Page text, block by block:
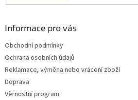
Informace pro vás
Obchodní podmínky
Ochrana osobních údajů
Reklamace, výměna nebo vrácení zboží
Doprava
Věrnostní program